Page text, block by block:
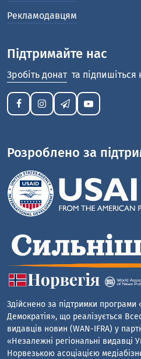
Рекламодавцям
Підтримайте нас
Зробіть донат та
Розроблено за
Здійснено за підтримки програми
Демократія», що реалізується
видавців новин (WAN-IFRA) у
«Незалежні регіональні видавці
Норвезькою асоціацією